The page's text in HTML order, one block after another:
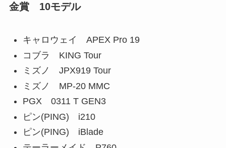
金賞 10モデル
キャロウェイ APEX Pro 19
コブラ KING Tour
ミズノ JPX919 Tour
ミズノ MP-20 MMC
PGX 0311 T GEN3
ピン(PING) i210
ピン(PING) iBlade